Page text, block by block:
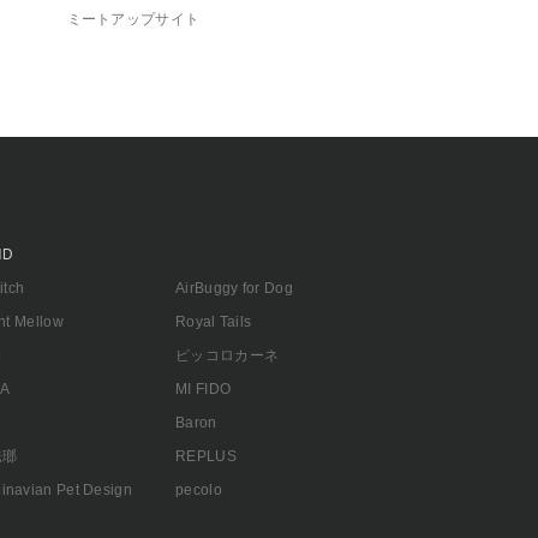
ミートアップサイト
Mellow
Pet Design
AirBuggy for Dog
Royal Tails
ピッコロカーネ
MI FIDO
Baron
REPLUS
pecolo